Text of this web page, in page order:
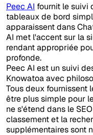
Peec AI fournit le suivi
tableaux de bord
apparaissent dans
AI met l'accent sur la
rendant appropriée
profonde.
Peec AI est un suivi
Knowatoa avec
Tous deux fournissent
être plus simple pour
ne s'étend dans le
classement et la
supplémentaires sont